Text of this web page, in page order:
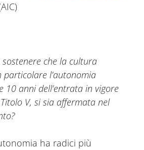
che la cultura
particolare l’autonomia
10 anni dell’entrata in vigore
V, si sia affermata nel
ha radici più